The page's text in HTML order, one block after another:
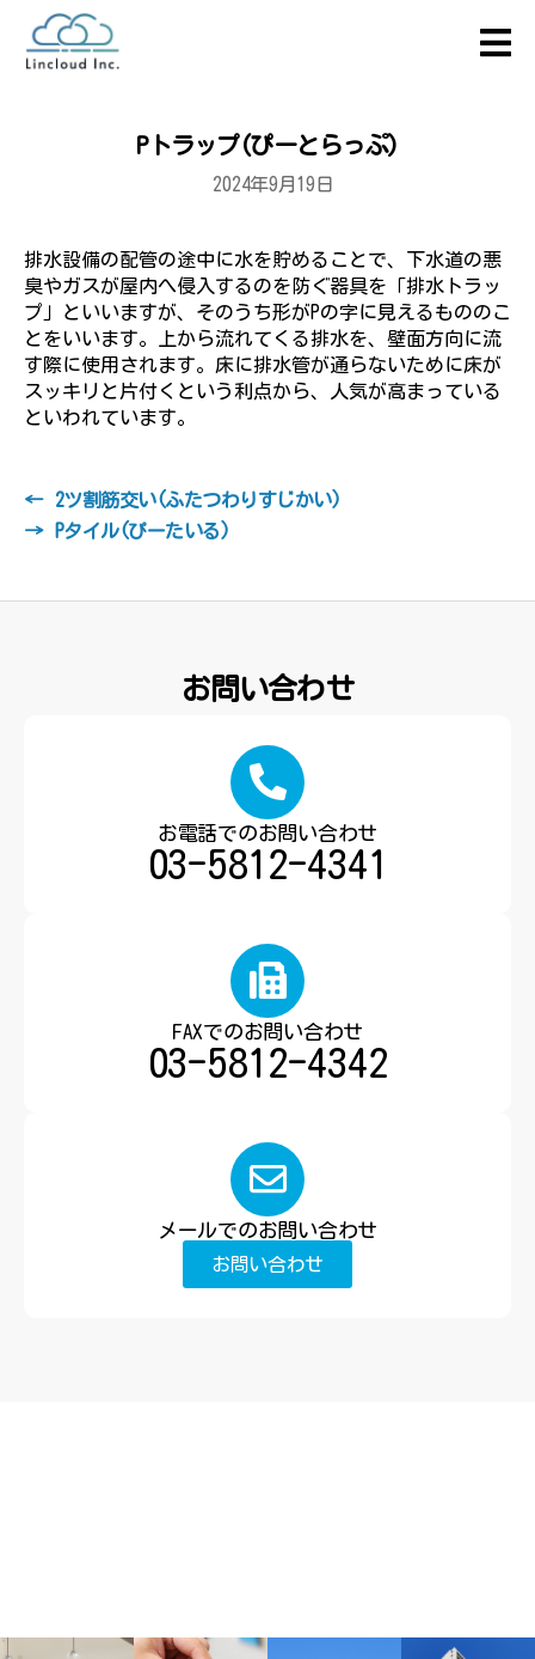
Pトラップ(ぴーとらっぷ)
2024年9月19日
排水設備の配管の途中に水を貯めることで、下水道の悪
臭やガスが屋内へ侵入するのを防ぐ器具を「排水トラッ
プ」といいますが、そのうち形がPの字に見えるもののこ
とをいいます。上から流れてくる排水を、壁面方向に流
す際に使用されます。床に排水管が通らないために床が
スッキリと片付くという利点から、人気が高まっている
といわれています。
←
2ツ割筋交い(ふたつわりすじかい)
→
Pタイル(ぴーたいる)
お問い合わせ
お電話でのお問い合わせ
03-5812-4341
FAXでのお問い合わせ
03-5812-4342
メールでのお問い合わせ
お問い合わせ